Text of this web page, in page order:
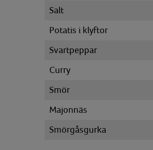
Salt
Potatis i klyftor
Svartpeppar
Curry
Smör
Majonnäs
Smörgåsgurka